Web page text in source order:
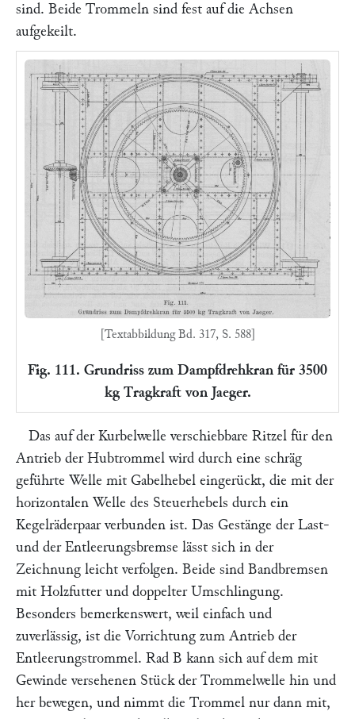
sind. Beide Trommeln sind fest auf die Achsen
aufgekeilt.
[Textabbildung Bd. 317, S. 588]
Fig. 111. Grundriss zum Dampfdrehkran für 3500
kg Tragkraft von Jaeger.
Das auf der Kurbelwelle verschiebbare Ritzel für den
Antrieb der Hubtrommel wird durch eine schräg
geführte Welle mit Gabelhebel eingerückt, die mit der
horizontalen Welle des Steuerhebels durch ein
Kegelräderpaar verbunden ist. Das Gestänge der Last-
und der Entleerungsbremse lässt sich in der
Zeichnung leicht verfolgen. Beide sind Bandbremsen
mit Holzfutter und doppelter Umschlingung.
Besonders bemerkenswert, weil einfach und
zuverlässig, ist die Vorrichtung zum Antrieb der
Entleerungstrommel. Rad B kann sich auf dem mit
Gewinde versehenen Stück der Trommelwelle hin und
her bewegen, und nimmt die Trommel nur dann mit,